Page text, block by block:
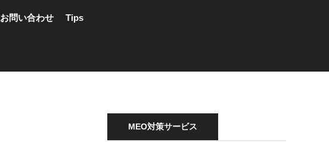
お問い合わせ Tips
MEO対策サービス